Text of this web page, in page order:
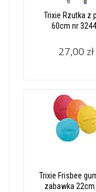
Trixie Rzutka z
60cm nr
27,00 zł
Trixie Frisbee
zabawka